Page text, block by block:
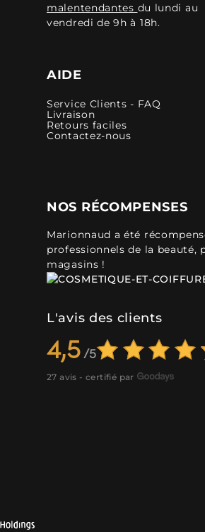
malentendantes du lundi au
vendredi de 9h à 18h.
AIDE
Service Clients - FAQ
Livraison
Retours faciles
Contactez-nous
NOS RÉCOMPENSES
Marionnaud a été
professionnels de la beauté,
magasins !
L'avis des clients
4,5
27 avis - certifié par